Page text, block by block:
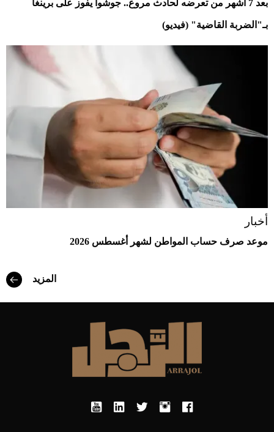
بعد 7 أشهر من تعرضه لحادث مروع.. جوشوا يفوز على برينغا
بـ"الضربة القاضية" (فيديو)
أخبار
موعد صرف حساب المواطن لشهر أغسطس 2026
المزيد